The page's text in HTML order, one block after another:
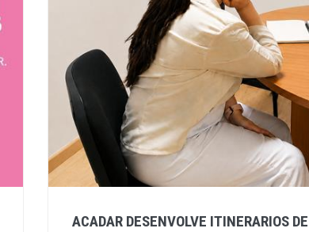
ACADAR DESENVOLVE ITINERARIOS